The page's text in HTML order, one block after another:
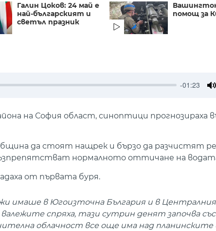
Галин Цоков: 24 май е
най-българският и
светъл празник
помощ за
-01:23
на София област, синоптици прогнозираха
да стоят нащрек и бързо да разчистят
нормалното оттичане на
от първата буря.
имаше в Югоизточна България и в Централния
спряха, тази сутрин денят започва със
облачност все още има над планинските